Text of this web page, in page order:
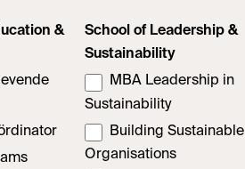
&
School of Leadership &
Sustainability
MBA Leadership in
Sustainability
Building Sustainable
Organisations